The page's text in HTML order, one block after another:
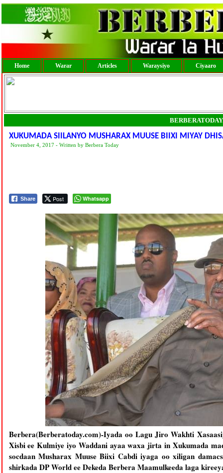
Home Warar Articles Waraysiyo Ciyaaro
XUKUMADA SIILANYO MUSHARAX MUUSE BIIXI MIYAY
November 4, 2017 - Written by Berbera Today
Share Post Whatsapp
Berbera(Berberatoday.com)-Iyada oo Lagu Jiro Wakhti
Xisbi ee Kulmiye iyo Waddani ayaa waxa jirta in Xukumada
socdaan Musharax Muuse Biixi Cabdi iyaga oo xiligan
shirkada DP World ee Dekeda Berbera Maamulkeeda laga